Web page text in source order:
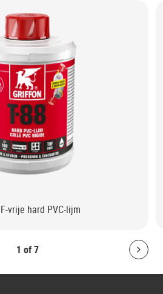
1 of 7
vrije hard PVC-lijm